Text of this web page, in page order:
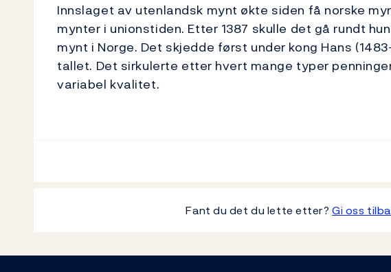
Innslaget av utenlandsk mynt økte siden få norske
mynter i unionstiden. Etter 1387 skulle det gå rundt
mynt i Norge. Det skjedde først under kong Hans
tallet. Det sirkulerte etter hvert mange typer
variabel kvalitet.
Fant du det du lette etter?Gi oss